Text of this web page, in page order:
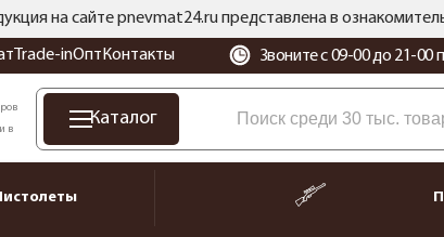
на сайте pnevmat24.ru представлена в
Trade-inОпт Контакты Звоните с 09-00 до 21-00
в
Каталог